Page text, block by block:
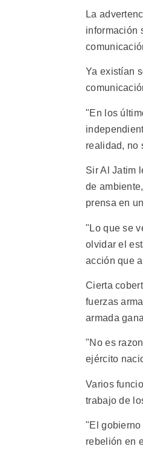
La
información
Ya existían
"En los
realidad, no
Sir Al Jatim
de
prensa en
"Lo que se
olvidar el
acción que
Cierta
fuerzas
armada
"No es
ejército
Varios
trabajo de
"El gobierno
rebelión en